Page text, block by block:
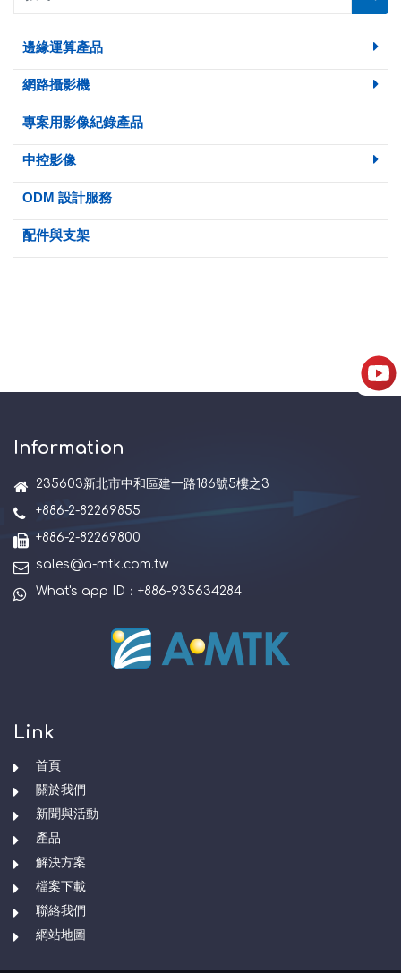
邊緣運算產品
網路攝影機
專案用影像紀錄產品
中控影像
ODM 設計服務
配件與支架
Information
235603新北市中和區建一路186號5樓之3
+886-2-82269855
+886-2-82269800
sales@a-mtk.com.tw
What's app ID：+886-935634284
Link
首頁
關於我們
新聞與活動
產品
解決方案
檔案下載
聯絡我們
網站地圖